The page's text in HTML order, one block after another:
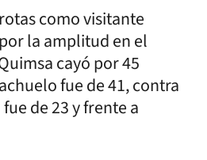
como visitante
la amplitud en el
cayó por 45
fue de 41, contra
de 23 y frente a